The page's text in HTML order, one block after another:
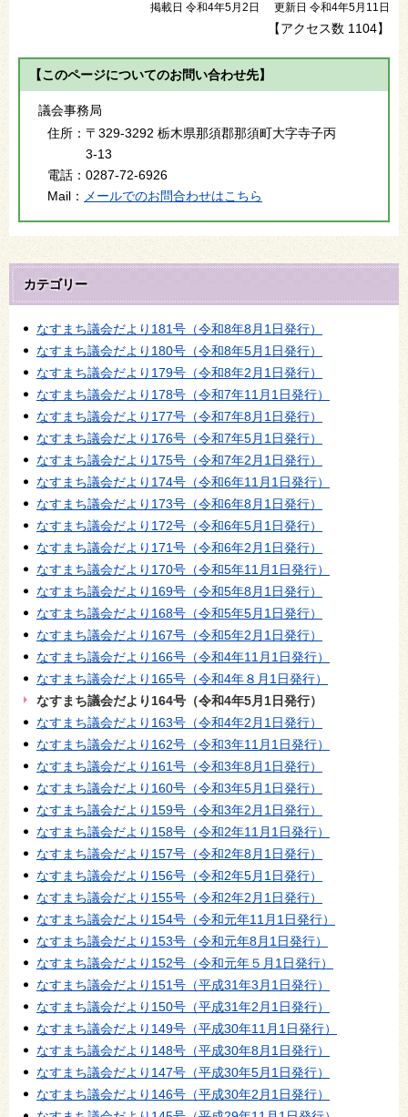
掲載日 令和4年5月2日 更新日 令和4年5月11日
【アクセス数 1104】
【このページについてのお問い合わせ先】
議会事務局
住所： 〒329-3292 栃木県那須郡那須町大字寺子丙
3-13
電話： 0287-72-6926
Mail： メールでのお問合わせはこちら
カテゴリー
なすまち議会だより181号（令和8年8月1日発行）
なすまち議会だより180号（令和8年5月1日発行）
なすまち議会だより179号（令和8年2月1日発行）
なすまち議会だより178号（令和7年11月1日発行）
なすまち議会だより177号（令和7年8月1日発行）
なすまち議会だより176号（令和7年5月1日発行）
なすまち議会だより175号（令和7年2月1日発行）
なすまち議会だより174号（令和6年11月1日発行）
なすまち議会だより173号（令和6年8月1日発行）
なすまち議会だより172号（令和6年5月1日発行）
なすまち議会だより171号（令和6年2月1日発行）
なすまち議会だより170号（令和5年11月1日発行）
なすまち議会だより169号（令和5年8月1日発行）
なすまち議会だより168号（令和5年5月1日発行）
なすまち議会だより167号（令和5年2月1日発行）
なすまち議会だより166号（令和4年11月1日発行）
なすまち議会だより165号（令和4年８月1日発行）
なすまち議会だより164号（令和4年5月1日発行）
なすまち議会だより163号（令和4年2月1日発行）
なすまち議会だより162号（令和3年11月1日発行）
なすまち議会だより161号（令和3年8月1日発行）
なすまち議会だより160号（令和3年5月1日発行）
なすまち議会だより159号（令和3年2月1日発行）
なすまち議会だより158号（令和2年11月1日発行）
なすまち議会だより157号（令和2年8月1日発行）
なすまち議会だより156号（令和2年5月1日発行）
なすまち議会だより155号（令和2年2月1日発行）
なすまち議会だより154号（令和元年11月1日発行）
なすまち議会だより153号（令和元年8月1日発行）
なすまち議会だより152号（令和元年５月1日発行）
なすまち議会だより151号（平成31年3月1日発行）
なすまち議会だより150号（平成31年2月1日発行）
なすまち議会だより149号（平成30年11月1日発行）
なすまち議会だより148号（平成30年8月1日発行）
なすまち議会だより147号（平成30年5月1日発行）
なすまち議会だより146号（平成30年2月1日発行）